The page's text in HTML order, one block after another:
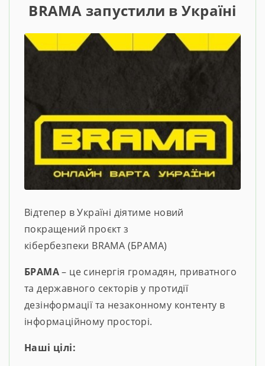
BRAMA запустили в Україні
Відтепер в Україні діятиме новий
покращений проєкт з
кібербезпеки BRAMA (БРАМА)
БРАМА– це синергія громадян, приватного
та державного секторів у протидії
дезінформації та незаконному контенту в
інформаційному просторі.
Наші цілі: